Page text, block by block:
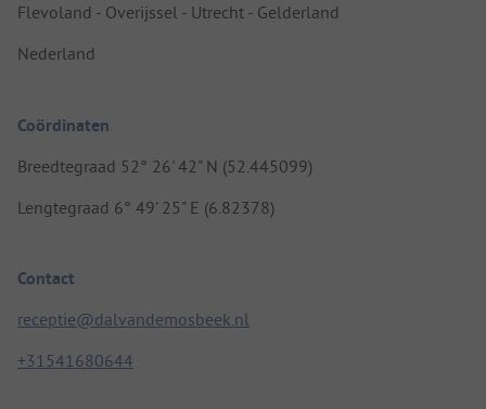
Flevoland - Overijssel - Utrecht - Gelderland
Nederland
Coördinaten
Breedtegraad 52° 26' 42" N (52.445099)
Lengtegraad 6° 49' 25" E (6.82378)
Contact
receptie@dalvandemosbeek.nl
+31541680644